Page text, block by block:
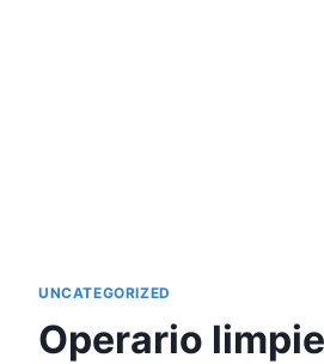
UNCATEGORIZED
Operario